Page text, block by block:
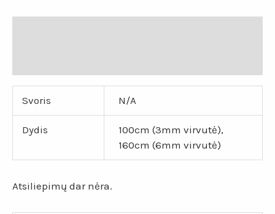
Svoris N/A
Dydis
100cm (3mm virvutė),
160cm (6mm virvutė)
Atsiliepimų dar nėra.